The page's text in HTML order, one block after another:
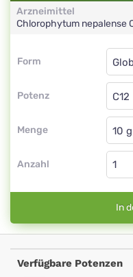
Arzneimittel
Chlorophytum nepalense
Form
Form
Potenz
C12
Menge
Anzahl
In
Verfügbare Potenzen